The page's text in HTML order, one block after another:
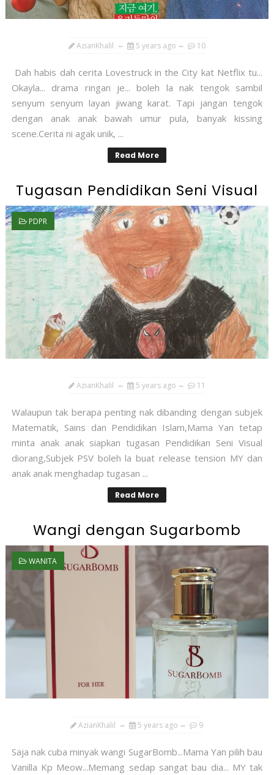
AzianKhalil 5 years ago 10
Dah habis dah cerita Lovestruck in the City kat Netflix tu...
Okayla... drama ringan je... boleh la nak tengok sambil
senyum senyum layan jiwang karat. Tapi jangan tengok
dengan anak anak bawah umur pula, banyak kissing
scene.Cerita ni agak unik, ...
Read More
Tugasan Pendidikan Seni Visual
PDPR
AzianKhalil 5 years ago 11
Walaupun tak berapa penting nak dibanding dengan subjek
Matematik, Sains dan Pendidikan Islam,Mama Yan tetap
minta anak anak siapkan tugasan Pendidikan Seni Visual
diorang,Subjek PSV boleh la buat release tension MY dan
anak anak menghadap tugasan ...
Read More
Wangi dengan Sugarbomb
WANITA
AzianKhalil 5 years ago 9
Saja nak cuba minyak wangi SugarBomb...Mama Yan pilih bau
Vanilla Kp Meow...Memang sedap sangat bau dia... MY tak